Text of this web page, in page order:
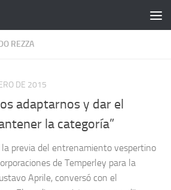
REZZA
DE 2015
adaptarnos y dar el
la categoría”
previa del entrenamiento vespertino
de Temperley para la
Aprile, conversó con el